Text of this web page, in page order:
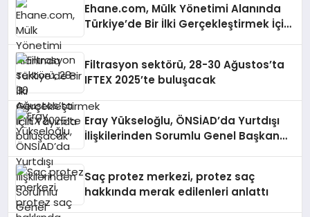
Ehane.com, Mülk Yönetimi Alanında
Türkiye’de Bir İlki Gerçekleştirmek İçin
Filtrasyon sektörü, 28-30 Ağustos’ta
IFTEX 2025’te buluşacak
Eray Yükseloğlu, ÖNSİAD’da Yurtdışı
İlişkilerinden Sorumlu Genel Başkan
Saç protez merkezi, protez saç
hakkında merak edilenleri anlattı